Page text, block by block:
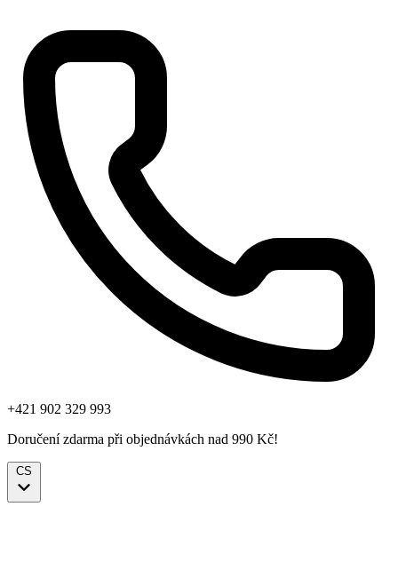
+421 902 329 993
Doručení zdarma při objednávkách nad 990 Kč!
CS